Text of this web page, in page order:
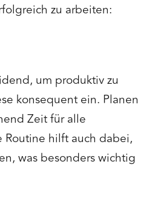
zu arbeiten:
um produktiv zu
konsequent ein. Planen
Zeit für alle
Routine hilft auch dabei,
was besonders wichtig